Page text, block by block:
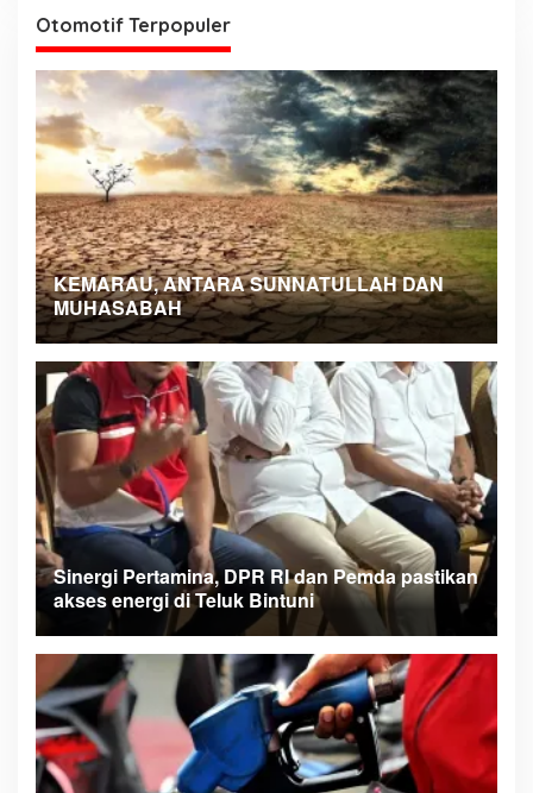
Otomotif Terpopuler
KEMARAU, ANTARA SUNNATULLAH DAN
MUHASABAH
Sinergi Pertamina, DPR RI dan Pemda pastikan
akses energi di Teluk Bintuni